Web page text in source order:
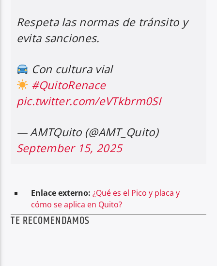
Respeta las normas de tránsito y
evita sanciones.
Con cultura vial
#QuitoRenace
pic.twitter.com/eVTkbrm0SI
— AMTQuito (@AMT_Quito)
September 15, 2025
Enlace externo: ¿Qué es el Pico y placa y
cómo se aplica en Quito?
TE RECOMENDAMOS